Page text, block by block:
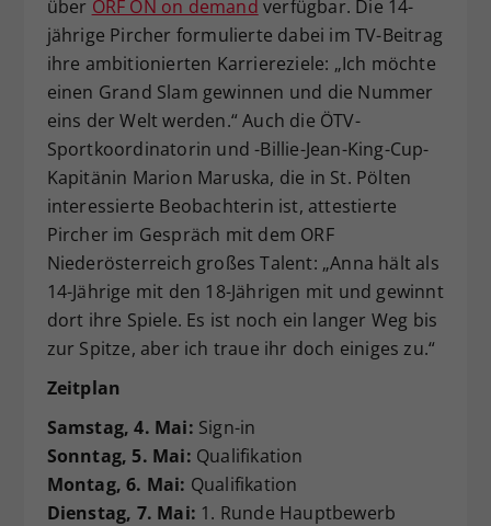
über ORF ON on demand verfügbar. Die 14-
jährige Pircher formulierte dabei im TV-Beitrag
ihre ambitionierten Karriereziele: „Ich möchte
einen Grand Slam gewinnen und die Nummer
eins der Welt werden.“ Auch die ÖTV-
Sportkoordinatorin und -Billie-Jean-King-Cup-
Kapitänin Marion Maruska, die in St. Pölten
interessierte Beobachterin ist, attestierte
Pircher im Gespräch mit dem ORF
Niederösterreich großes Talent: „Anna hält als
14-Jährige mit den 18-Jährigen mit und gewinnt
dort ihre Spiele. Es ist noch ein langer Weg bis
zur Spitze, aber ich traue ihr doch einiges zu.“
Zeitplan
Samstag, 4. Mai: Sign-in
Sonntag, 5. Mai: Qualifikation
Montag, 6. Mai: Qualifikation
Dienstag, 7. Mai: 1. Runde Hauptbewerb